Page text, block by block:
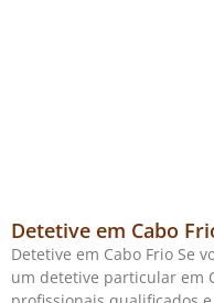
Detetive em Cabo
Detetive em Cabo Frio Se
um detetive particular em